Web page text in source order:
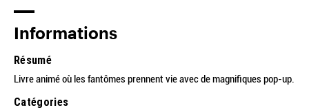
Informations
Résumé
Livre animé où les fantômes prennent vie avec de magnifiques pop-up.
Catégories